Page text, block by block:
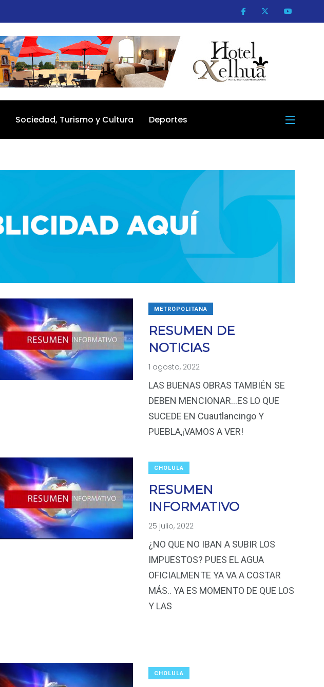
Sociedad, Turismo y Cultura Deportes
METROPOLITANA
RESUMEN DE
NOTICIAS
1 agosto, 2022
LAS BUENAS OBRAS TAMBIÉN SE
DEBEN MENCIONAR…ES LO QUE
SUCEDE EN Cuautlancingo Y
PUEBLA,¡VAMOS A VER!
CHOLULA
RESUMEN
INFORMATIVO
25 julio, 2022
¿NO QUE NO IBAN A SUBIR LOS
IMPUESTOS? PUES EL AGUA
OFICIALMENTE YA VA A COSTAR
MÁS.. YA ES MOMENTO DE QUE LOS
Y LAS
CHOLULA